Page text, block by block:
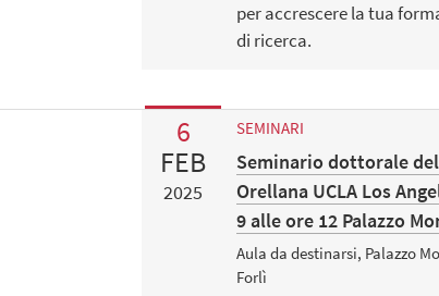
per accrescere la tua
di ricerca.
6
FEB
2025
SEMINARI
Seminario dottorale
Orellana UCLA Los
9 alle ore 12 Palazzo
Aula da destinarsi, Palazzo
Forlì